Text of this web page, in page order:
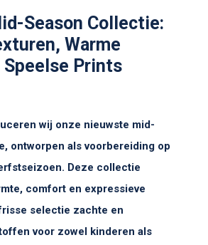
Season Collectie:
Warme
Prints
wij onze nieuwste mid-
ontworpen als voorbereiding op
Deze collectie
comfort en expressieve
selectie zachte en
voor zowel kinderen als